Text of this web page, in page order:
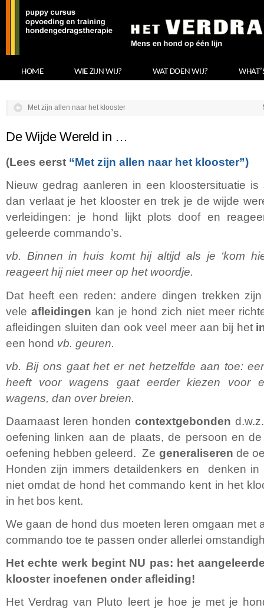
HOME WIE ZIJN WIJ? WAT DOEN WIJ?
Met zijn allen naar het klooster
De Wijde Wereld in …
(Lees eerst “Met zijn allen naar het klooster”)
Nieuw gedrag aanleren in een kloostersituatie
dan verlaat je het klooster en trek je de wijde
verleidingen: je hond lijkt plots doof en
geleerde commando’s.
vb. Binnen in huis komt hij altijd als je ‘kom
reageert hij niet meer op het woordje.
Dat heeft een reden: andere dingen trekken
vele afleidingen kan je hond zich niet meer
afleidingen sluiten dan ook veel meer aan bij het
een hond vb. geuren.
vb. Bij ons gaat het er net hetzelfde aan toe:
heeft voor wagens gaat eerder kiezen voor
wagens, dan over breien.
Daarnaast leren honden contextgebonden
oefening linken aan de plaats, de persoon en
oefening hebben geleerd. Ze generaliseren de
Honden zijn immers detaildenkers en denken in
niet omdat de hond het commando kent in het
in het bos kent.
We gaan de hond dus moeten leren omgaan met
commando toe te passen onder allerlei
Het echte werk begint NU pas: het
klooster inoefenen onder afleiding!
Het Verdrag van Pluto leert je hoe je met je